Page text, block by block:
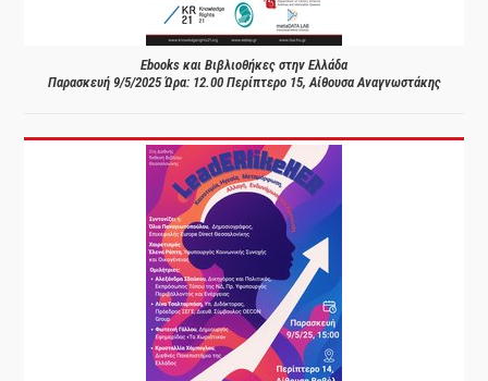
Ebooks και Βιβλιοθήκες στην Ελλάδα
Παρασκευή 9/5/2025 Ώρα: 12.00 Περίπτερο 15, Αίθουσα Αναγνωστάκης